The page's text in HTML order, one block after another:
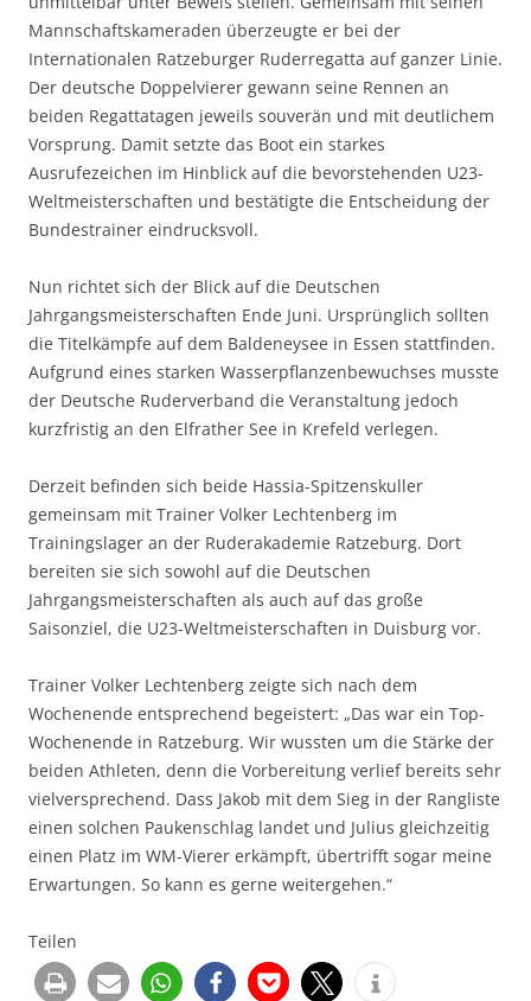
Mannschaftskameraden überzeugte er bei der
Internationalen Ratzeburger Ruderregatta auf ganzer Linie.
Der deutsche Doppelvierer gewann seine Rennen an
beiden Regattatagen jeweils souverän und mit deutlichem
Vorsprung. Damit setzte das Boot ein starkes
Ausrufezeichen im Hinblick auf die bevorstehenden U23-
Weltmeisterschaften und bestätigte die Entscheidung der
Bundestrainer eindrucksvoll.
Nun richtet sich der Blick auf die Deutschen
Jahrgangsmeisterschaften Ende Juni. Ursprünglich sollten
die Titelkämpfe auf dem Baldeneysee in Essen stattfinden.
Aufgrund eines starken Wasserpflanzenbewuchses musste
der Deutsche Ruderverband die Veranstaltung jedoch
kurzfristig an den Elfrather See in Krefeld verlegen.
Derzeit befinden sich beide Hassia-Spitzenskuller
gemeinsam mit Trainer Volker Lechtenberg im
Trainingslager an der Ruderakademie Ratzeburg. Dort
bereiten sie sich sowohl auf die Deutschen
Jahrgangsmeisterschaften als auch auf das große
Saisonziel, die U23-Weltmeisterschaften in Duisburg vor.
Trainer Volker Lechtenberg zeigte sich nach dem
Wochenende entsprechend begeistert: „Das war ein Top-
Wochenende in Ratzeburg. Wir wussten um die Stärke der
beiden Athleten, denn die Vorbereitung verlief bereits sehr
vielversprechend. Dass Jakob mit dem Sieg in der Rangliste
einen solchen Paukenschlag landet und Julius gleichzeitig
einen Platz im WM-Vierer erkämpft, übertrifft sogar meine
Erwartungen. So kann es gerne weitergehen.“
Teilen